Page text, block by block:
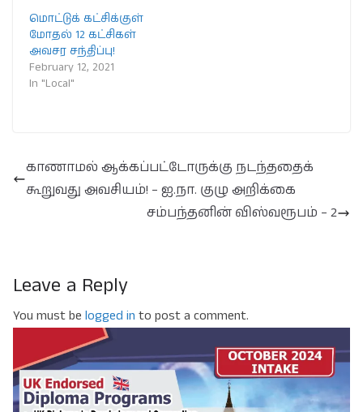
மொட்டுக் கட்சிக்குள்
மோதல் 12 கட்சிகள்
அவசர சந்திப்பு!
February 12, 2021
In "Local"
காணாமல் ஆக்கப்பட்டோருக்கு நடந்ததைக்
கூறுவது அவசியம்! – ஐ.நா. குழு அறிக்கை
சம்பந்தனின் விஸ்வரூபம் – 2
Leave a Reply
You must be logged in to post a comment.